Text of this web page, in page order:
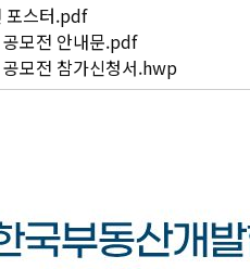
포스터.pdf
모전 안내문.pdf
모전 참가신청서.hwp